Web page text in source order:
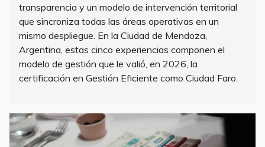
transparencia y un modelo de intervención territorial
que sincroniza todas las áreas operativas en un
mismo despliegue. En la Ciudad de Mendoza,
Argentina, estas cinco experiencias componen el
modelo de gestión que le valió, en 2026, la
certificación en Gestión Eficiente como Ciudad Faro.